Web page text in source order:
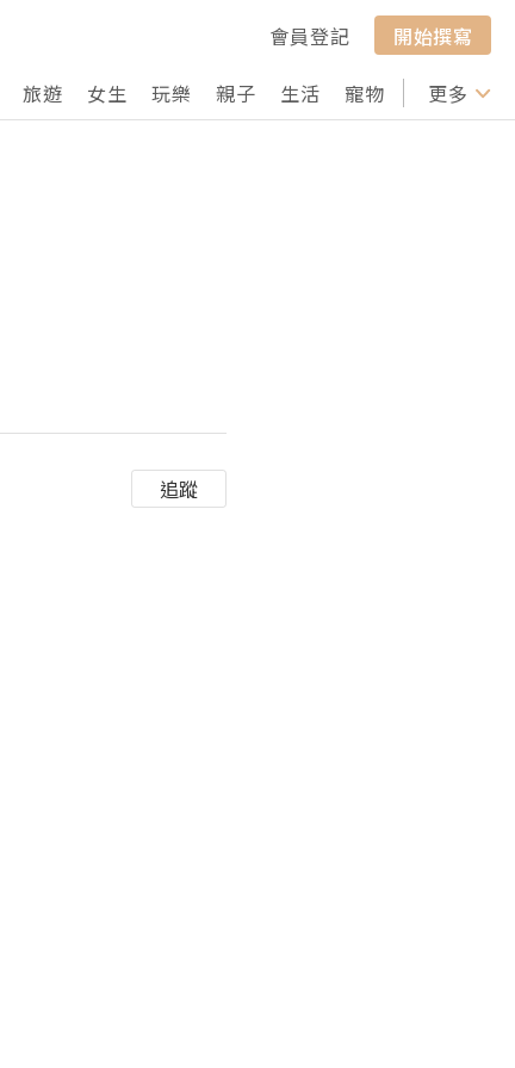
會員登記
開始撰寫
旅遊 女生 玩樂 親子 生活 寵物 行山 打卡
更多
追蹤